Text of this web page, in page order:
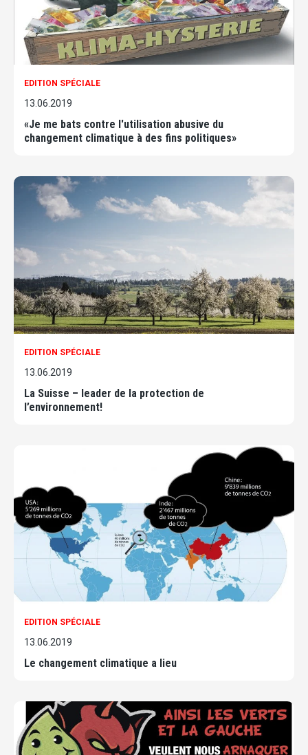
EDITION SPÉCIALE
13.06.2019
«Je me bats contre l'utilisation abusive du
changement climatique à des fins politiques»
EDITION SPÉCIALE
13.06.2019
La Suisse – leader de la protection de
l’environnement!
EDITION SPÉCIALE
13.06.2019
Le changement climatique a lieu